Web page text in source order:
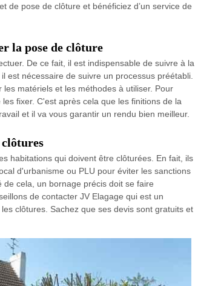
de pose de clôture et bénéficiez d’un service de
la pose de clôture
De ce fait, il est indispensable de suivre à la
est nécessaire de suivre un processus préétabli.
matériels et les méthodes à utiliser. Pour
fixer. C'est après cela que les finitions de la
et il va vous garantir un rendu bien meilleur.
clôtures
habitations qui doivent être clôturées. En fait, ils
d'urbanisme ou PLU pour éviter les sanctions
cela, un bornage précis doit se faire
de contacter JV Elagage qui est un
clôtures. Sachez que ses devis sont gratuits et